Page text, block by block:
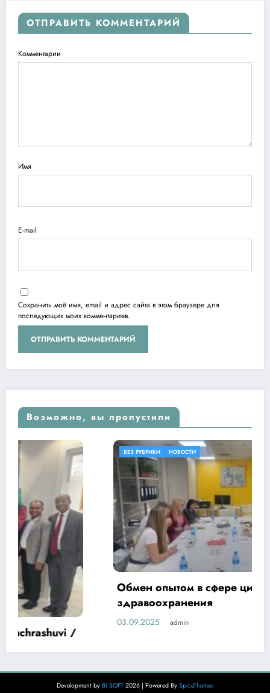
ОТПРАВИТЬ КОММЕНТАРИЙ
Комментарии
Имя
E-mail
Сохранить моё имя, email и адрес сайта в этом браузере для
последующих моих комментариев.
Возможно, вы пропустили
БЕЗ РУБРИКИ
Обмен опытом в сфере цифровизации
здравоохранения
Development by BI SOFT 2026 | Powered By SpiceThemes